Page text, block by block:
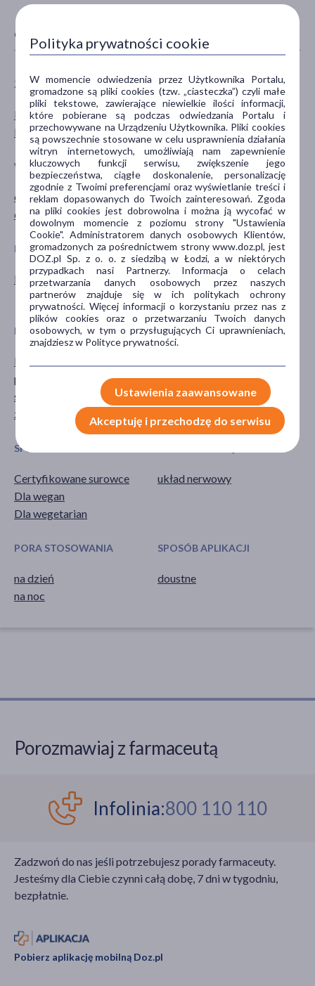
CECHY PRODUKTU
ZALECENIA ŻYWIENIOWE
Bez dodatku cukru
Bez laktozy
PŁEĆ
Mężczyzna
Kobieta
WIEK
dla dorosłych
dla seniorów
TYP PRODUKTU
Suplement diety
POSTAĆ
kapsułki
DZIAŁANIE/WŁAŚCIWOŚCI
wspomagające
wzmacniające
PROBLEM
koncentracja
pamięć
stres
zmęczenie
GŁÓWNY SKŁADNIK
SPECYFIKA
Certyfikowane surowce
Dla wegan
Dla wegetarian
układ nerwowy
PORA STOSOWANIA
na dzień
na noc
SPOSÓB APLIKACJI
doustne
Porozmawiaj z farmaceutą
Infolinia:800 110 110
Zadzwoń do nas jeśli potrzebujesz porady farmaceuty.
Jesteśmy dla Ciebie czynni całą dobę, 7 dni w tygodniu,
bezpłatnie.
Pobierz aplikację mobilną Doz.pl
Polityka prywatności cookie
W momencie odwiedzenia przez Użytkownika Portalu,
gromadzone są pliki cookies (tzw. „ciasteczka”) czyli małe
pliki tekstowe, zawierające niewielkie ilości informacji,
które pobierane są podczas odwiedzania Portalu i
przechowywane na Urządzeniu Użytkownika. Pliki cookies
są powszechnie stosowane w celu usprawnienia działania
witryn internetowych, umożliwiają nam zapewnienie
kluczowych funkcji serwisu, zwiększenie jego
bezpieczeństwa, ciągłe doskonalenie, personalizację
zgodnie z Twoimi preferencjami oraz wyświetlanie treści i
reklam dopasowanych do Twoich zainteresowań. Zgoda
na pliki cookies jest dobrowolna i można ją wycofać w
dowolnym momencie z poziomu strony "Ustawienia
Cookie". Administratorem danych osobowych Klientów,
gromadzonych za pośrednictwem strony www.doz.pl, jest
DOZ.pl Sp. z o. o. z siedzibą w Łodzi, a w niektórych
przypadkach nasi Partnerzy. Informacja o celach
przetwarzania danych osobowych przez naszych
partnerów znajduje się w ich politykach ochrony
prywatności. Więcej informacji o korzystaniu przez nas z
plików cookies oraz o przetwarzaniu Twoich danych
osobowych, w tym o przysługujących Ci uprawnieniach,
znajdziesz w Polityce prywatności.
Ustawienia zaawansowane
Akceptuję i przechodzę do serwisu